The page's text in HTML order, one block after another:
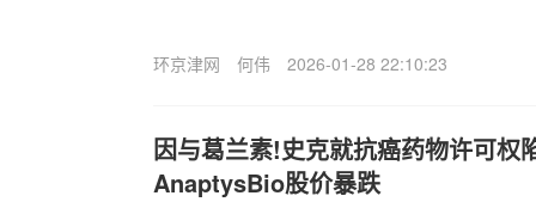
环京津网 何伟 2026-01-28 22:10:23
因与葛兰素!史克就抗癌药物许可权
AnaptysBio股价暴跌